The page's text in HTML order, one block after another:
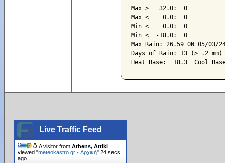
Max >=  32.0:  0
Max <=   0.0:  0
Min <=   0.0:  0
Min <= -18.0:  0
Max Rain: 26.59 ON 05/03/
Days of Rain: 13 (> .2 mm)
Live Traffic Feed
A visitor fromAthens, Attiki
viewed "meteokastro.gr - Αρχική"25 secs
ago